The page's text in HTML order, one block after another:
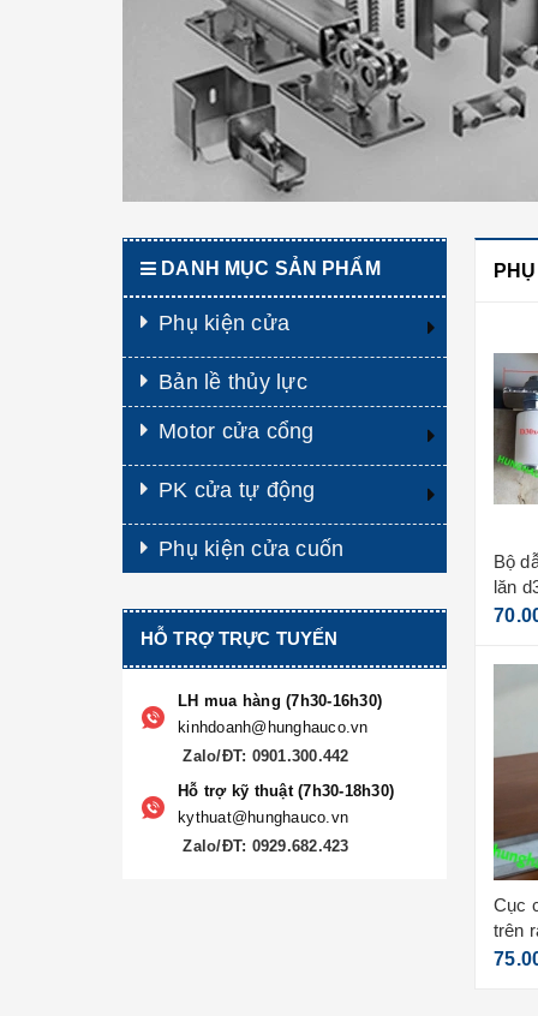
Bộ phụ kiện puly cửa trượt
nhỏ
680.000₫
Bộ
lăn
Cục
trên
DANH MỤC SẢN PHẨM
Phụ kiện cửa
Bản lề thủy lực
Motor cửa cổng
PK cửa tự động
Phụ kiện cửa cuốn
HỖ TRỢ TRỰC TUYẾN
LH mua hàng (7h30-16h30)
kinhdoanh@hunghauco.vn
Zalo/ĐT: 0901.300.442
Hỗ trợ kỹ thuật (7h30-18h30)
kythuat@hunghauco.vn
Zalo/ĐT: 0929.682.423